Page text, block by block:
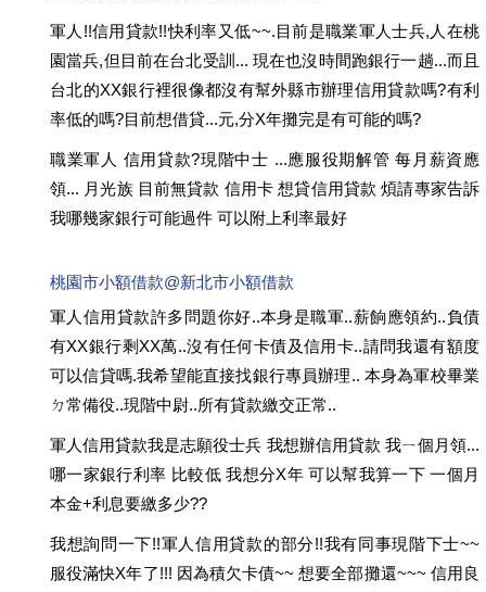
軍人!!信用貸款!!快利率又低~~.目前是職業軍人士兵,人在桃
園當兵,但目前在台北受訓... 現在也沒時間跑銀行一趟...而且
台北的XX銀行裡很像都沒有幫外縣市辦理信用貸款嗎?有利
率低的嗎?目前想借貸...元,分X年攤完是有可能的嗎?
職業軍人 信用貸款?現階中士 ...應服役期解管 每月薪資應
領... 月光族 目前無貸款 信用卡 想貸信用貸款 煩請專家告訴
我哪幾家銀行可能過件 可以附上利率最好
桃園市小額借款@新北市小額借款
軍人信用貸款許多問題你好..本身是職軍..薪餉應領約..負債
有XX銀行剩XX萬..沒有任何卡債及信用卡..請問我還有額度
可以信貸嗎.我希望能直接找銀行專員辦理.. 本身為軍校畢業
ㄉ常備役..現階中尉..所有貸款繳交正常..
軍人信用貸款我是志願役士兵 我想辦信用貸款 我ㄧ個月領...
哪一家銀行利率 比較低 我想分X年 可以幫我算一下 一個月
本金+利息要繳多少??
我想詢問一下!!軍人信用貸款的部分!!我有同事現階下士~~
服役滿快X年了!!! 因為積欠卡債~~ 想要全部攤還~~~ 信用良